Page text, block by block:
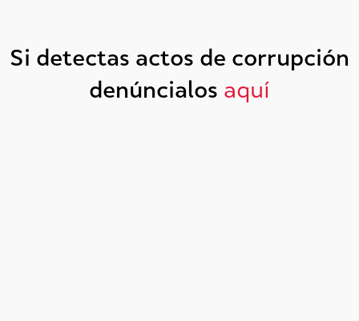
Si detectas actos de corrupción
denúncialos aquí